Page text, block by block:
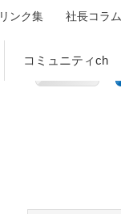
リンク集 社長コラム
コミュニティch